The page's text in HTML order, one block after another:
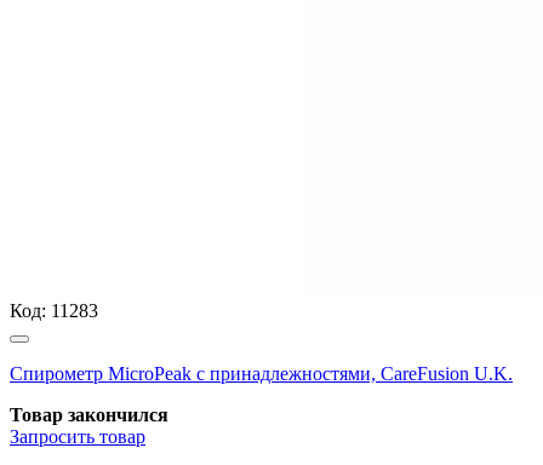
Код: 11283
Спирометр MicroPeak с принадлежностями, CareFusion U.K.
Товар закончился
Запросить товар